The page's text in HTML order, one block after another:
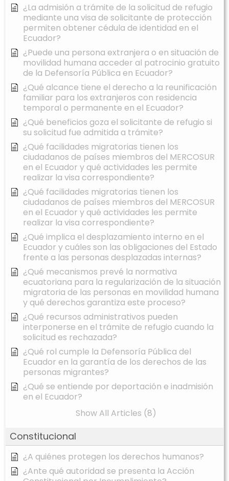
¿La admisión a trámite de la solicitud de refugio
mediante una visa de solicitante de protección
permiten obtener cédula de identidad en el
Ecuador?
¿Puede una persona extranjera o en situación de
movilidad humana acceder al patrocinio gratuito
de la Defensoría Pública en Ecuador?
¿Qué alcance tiene el derecho a la reunificación
familiar para los extranjeros con residencia
temporal o permanente en el Ecuador?
¿Qué beneficios goza el solicitante de refugio si
su solicitud fue admitida a trámite?
¿Qué facilidades migratorias tienen los
ciudadanos de países miembros del MERCOSUR
en el Ecuador y qué actividades les permite
realizar la visa correspondiente?
¿Qué facilidades migratorias tienen los
ciudadanos de países miembros del MERCOSUR
en el Ecuador y qué actividades les permite
realizar la visa correspondiente?
¿Qué implica el desplazamiento interno en el
Ecuador y cuáles son las obligaciones del Estado
frente a las personas desplazadas internas?
¿Qué mecanismos prevé la normativa
ecuatoriana para la regularización de la situación
migratoria de las personas en movilidad humana
y qué derechos garantiza este proceso?
¿Qué recursos administrativos pueden
interponerse en el trámite de refugio cuando la
solicitud es rechazada?
¿Qué rol cumple la Defensoría Pública del
Ecuador en la garantía de los derechos de las
personas migrantes?
¿Qué se entiende por deportación e inadmisión
en el Ecuador?
Show All Articles (8)
Constitucional
¿A quiénes protegen los derechos humanos?
¿Ante qué autoridad se presenta la Acción